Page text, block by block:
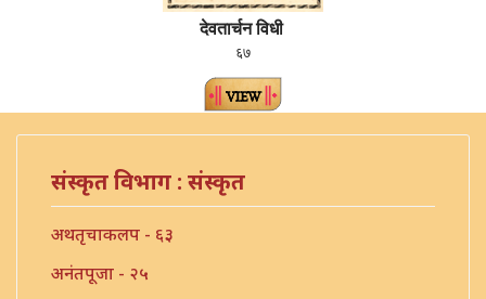
देवतार्चन विधी
६७
संस्कृत विभाग : संस्कृत
अथतृचाकलप - ६३
अनंतपूजा - २५